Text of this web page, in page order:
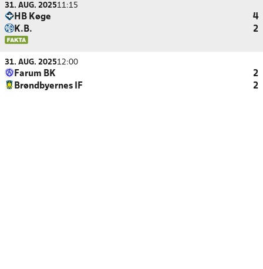
31. AUG. 202511:15
HB Køge
4
K.B.
2
31. AUG. 202512:00
Farum BK
2
Brøndbyernes IF
2